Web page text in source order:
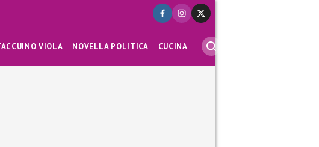
VIOLA NOVELLA POLITICA CUCINA